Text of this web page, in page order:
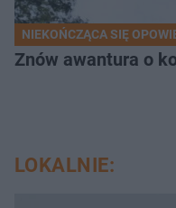
NIEKOŃCZĄCA SIĘ
Znów awantura o
LOKALNIE: